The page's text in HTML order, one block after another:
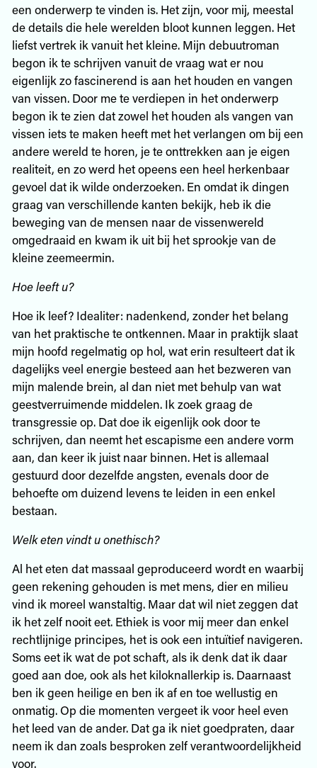
een onderwerp te vinden is. Het zijn, voor mij, meestal
de details die hele werelden bloot kunnen leggen. Het
liefst vertrek ik vanuit het kleine. Mijn debuutroman
begon ik te schrijven vanuit de vraag wat er nou
eigenlijk zo fascinerend is aan het houden en vangen
van vissen. Door me te verdiepen in het onderwerp
begon ik te zien dat zowel het houden als vangen van
vissen iets te maken heeft met het verlangen om bij een
andere wereld te horen, je te onttrekken aan je eigen
realiteit, en zo werd het opeens een heel herkenbaar
gevoel dat ik wilde onderzoeken. En omdat ik dingen
graag van verschillende kanten bekijk, heb ik die
beweging van de mensen naar de vissenwereld
omgedraaid en kwam ik uit bij het sprookje van de
kleine ­zeemeermin.
Hoe leeft u?
Hoe ik leef? Idealiter: nadenkend, zonder het belang
van het praktische te ontkennen. Maar in praktijk slaat
mijn hoofd regelmatig op hol, wat erin resulteert dat ik
dagelijks veel energie besteed aan het bezweren van
mijn malende brein, al dan niet met behulp van wat
geestverruimende middelen. Ik zoek graag de
transgressie op. Dat doe ik eigenlijk ook door te
schrijven, dan neemt het escapisme een andere vorm
aan, dan keer ik juist naar binnen. Het is allemaal
gestuurd door dezelfde angsten, evenals door de
behoefte om duizend levens te leiden in een enkel
bestaan.
Welk eten vindt u onethisch?
Al het eten dat massaal geproduceerd wordt en waarbij
geen rekening gehouden is met mens, dier en milieu
vind ik moreel wanstaltig. Maar dat wil niet zeggen dat
ik het zelf nooit eet. Ethiek is voor mij meer dan enkel
rechtlijnige principes, het is ook een intuïtief navigeren.
Soms eet ik wat de pot schaft, als ik denk dat ik daar
goed aan doe, ook als het kiloknallerkip is. Daarnaast
ben ik geen heilige en ben ik af en toe wellustig en
onmatig. Op die momenten vergeet ik voor heel even
het leed van de ander. Dat ga ik niet goedpraten, daar
neem ik dan zoals besproken zelf verantwoordelijkheid
voor.